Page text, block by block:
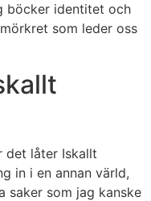
böcker identitet och
som leder oss
det låter Iskallt
in i en annan värld,
saker som jag kanske